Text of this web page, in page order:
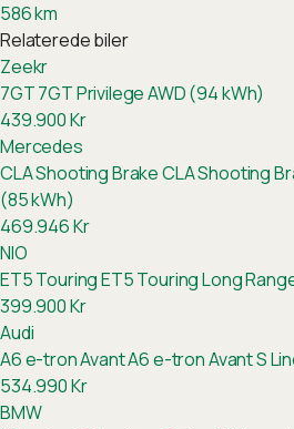
586km
Relaterede biler
Zeekr
7GT7GT Privilege AWD (94 kWh)
439.900Kr
Mercedes
CLA Shooting BrakeCLA Shooting
(85 kWh)
469.946Kr
NIO
ET5 TouringET5 Touring Long
399.900Kr
Audi
A6 e-tron AvantA6 e-tron Avant S
534.990Kr
BMW